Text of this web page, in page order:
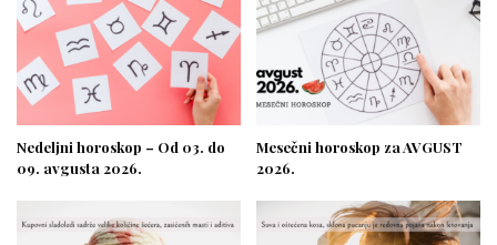
Nedeljni horoskop – Od 03. do
09. avgusta 2026.
Mesečni horoskop za AVGUST
2026.